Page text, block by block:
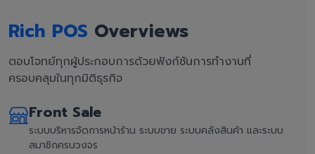
Rich POS Overviews
ตอบโจทย์ทุกผู้ประกอบการด้วยฟังก์ชันการทำงานที่
ครอบคลุมในทุกมิติธุรกิจ
Front Sale
ระบบบริหารจัดการหน้าร้าน ระบบขาย ระบบคลังสินค้า และระบบ
สมาชิกครบวงจร